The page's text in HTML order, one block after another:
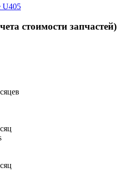
стоимости запчастей)